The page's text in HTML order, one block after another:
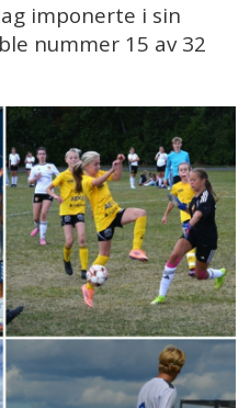
imponerte i sin
nummer 15 av 32